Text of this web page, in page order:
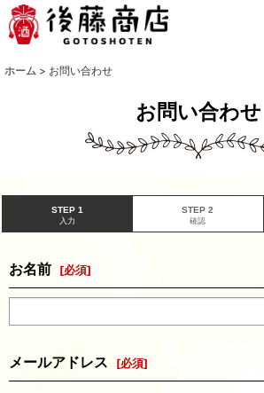
ホーム > お問い合わせ
お問い合わせ
STEP 1
入力
STEP 2
確認
お名前 [必須]
メールアドレス [必須]